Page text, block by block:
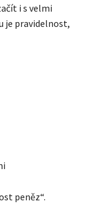
i s velmi
je pravidelnost,
peněz“.